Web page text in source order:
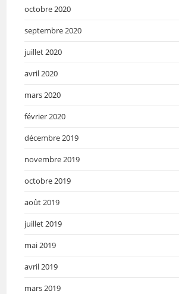
octobre 2020
septembre 2020
juillet 2020
avril 2020
mars 2020
février 2020
décembre 2019
novembre 2019
octobre 2019
août 2019
juillet 2019
mai 2019
avril 2019
mars 2019